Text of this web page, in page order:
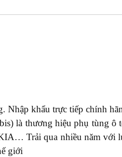
Nhập khẩu trực tiếp chính
là thương hiệu phụ tùng ô
Trải qua nhiều năm với
giới